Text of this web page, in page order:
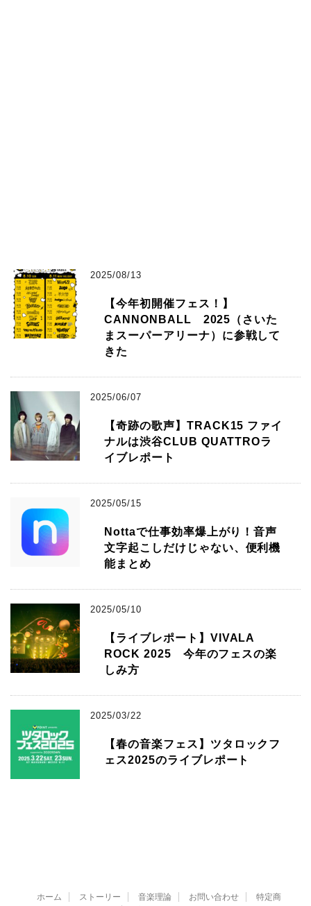
2025/08/13
【今年初開催フェス！】
CANNONBALL 2025（さいた
まスーパーアリーナ）に参戦して
きた
2025/06/07
【奇跡の歌声】TRACK15 ファイ
ナルは渋谷CLUB QUATTROラ
イブレポート
2025/05/15
Nottaで仕事効率爆上がり！音声
文字起こしだけじゃない、便利機
能まとめ
2025/05/10
【ライブレポート】VIVALA
ROCK 2025 今年のフェスの楽
しみ方
2025/03/22
【春の音楽フェス】ツタロックフ
ェス2025のライブレポート
ホーム ストーリー 音楽理論 お問い合わせ
特定商